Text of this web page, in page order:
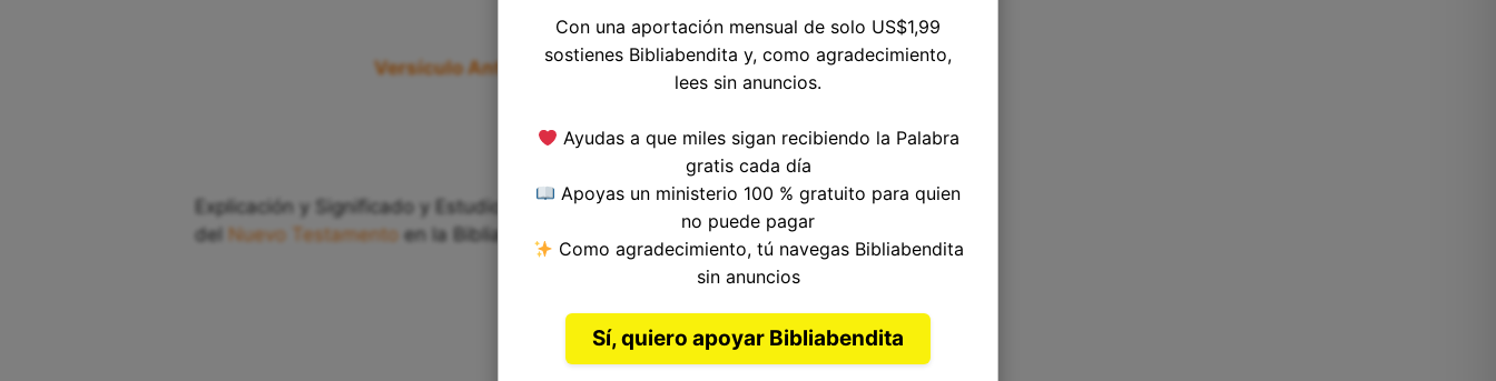
Versículo Anterior|Versículo Siguiente
Explicación y Significado y Estudio del Versículo 14, Capítulo 1, Libro de Santiago
del Nuevo Testamentoen la Biblia. Autor: Santiago.
Con una aportación mensual de solo US$1,99
sostienes Bibliabendita y, como agradecimiento,
lees sin anuncios.
Ayudas a que miles sigan recibiendo la Palabra
gratis cada día
Apoyas un ministerio 100 % gratuito para quien
no puede pagar
Como agradecimiento, tú navegas Bibliabendita
sin anuncios
Sí, quiero apoyar Bibliabendita